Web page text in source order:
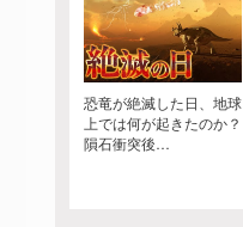
恐竜が絶滅した日、地球
上では何が起きたのか？
隕石衝突後…